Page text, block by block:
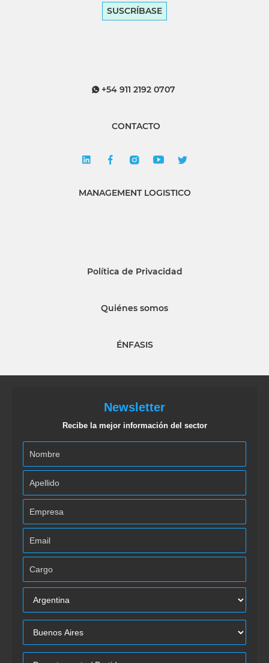
SUSCRÍBASE
+54 911 2192 0707
CONTACTO
MANAGEMENT LOGISTICO
Política de Privacidad
Quiénes somos
ÉNFASIS
Newsletter
Recibe la mejor información del sector